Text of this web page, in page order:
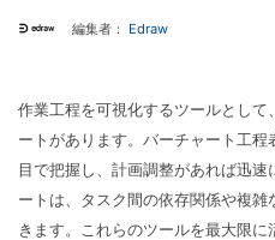
間取り図 人気
P&ID
思考整理
マインドマップ
オンラインAIツール
AIマインドマップ自動作成 >
最新情報
サポート
利用方法を案内します
EdrawMax > EdrawMind >
法人向け
EdrawMax
編集者： Edraw
作業工程を可視化するツールとし
ートがあります。バーチャート工
目で把握し、計画調整があれば迅
ートは、タスク間の依存関係や複
きます。これらのツールを最大限